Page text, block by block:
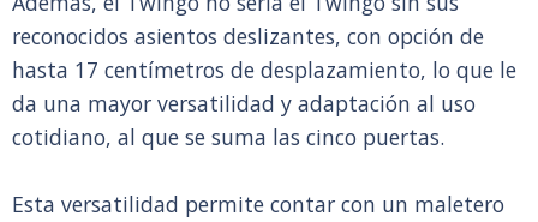
reconocidos asientos deslizantes, con opción de
hasta 17 centímetros de desplazamiento, lo que le
da una mayor versatilidad y adaptación al uso
cotidiano, al que se suma las cinco puertas.
Esta versatilidad permite contar con un maletero